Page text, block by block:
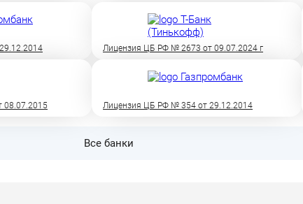
Лицензия ЦБ РФ № 2673 от 09.07.2024 г
Лицензия ЦБ РФ № 354 от 29.12.2014
Все банки